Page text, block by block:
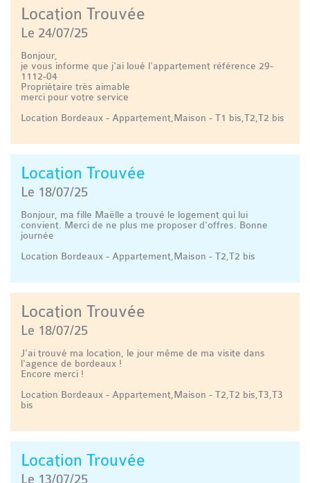
Location Trouvée
Le 24/07/25
Bonjour,
je vous informe que j'ai loué l'appartement référence 29-
1112-04
Propriétaire très aimable
merci pour votre service
Location Bordeaux - Appartement,Maison - T1 bis,T2,T2 bis
Location Trouvée
Le 18/07/25
Bonjour, ma fille Maëlle a trouvé le logement qui lui
convient. Merci de ne plus me proposer d'offres. Bonne
journée
Location Bordeaux - Appartement,Maison - T2,T2 bis
Location Trouvée
Le 18/07/25
J'ai trouvé ma location, le jour même de ma visite dans
l'agence de bordeaux !
Encore merci !
Location Bordeaux - Appartement,Maison - T2,T2 bis,T3,T3
bis
Location Trouvée
Le 13/07/25